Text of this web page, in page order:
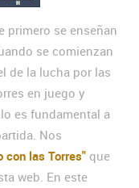
primero se enseñan
se comienzan
de la lucha por las
en juego y
es fundamental a
Nos
con las Torres" que
web. En este